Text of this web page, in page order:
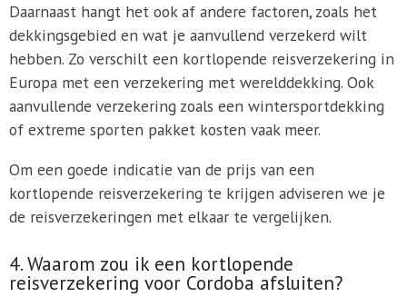
Daarnaast hangt het ook af andere factoren, zoals het
dekkingsgebied en wat je aanvullend verzekerd wilt
hebben. Zo verschilt een kortlopende reisverzekering in
Europa met een verzekering met werelddekking. Ook
aanvullende verzekering zoals een wintersportdekking
of extreme sporten pakket kosten vaak meer.
Om een goede indicatie van de prijs van een
kortlopende reisverzekering te krijgen adviseren we je
de reisverzekeringen met elkaar te vergelijken.
4. Waarom zou ik een kortlopende
reisverzekering voor Cordoba afsluiten?